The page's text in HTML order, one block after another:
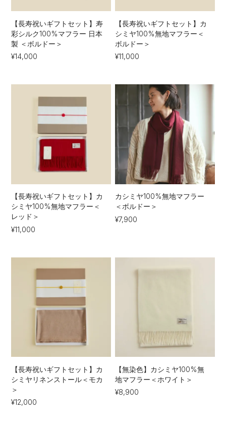
【長寿祝いギフトセット】寿
彩シルク100%マフラー 日本
製 ＜ボルドー＞
¥14,000
【長寿祝いギフトセット】カ
シミヤ100%無地マフラー＜
ボルドー＞
¥11,000
【長寿祝いギフトセット】カ
シミヤ100%無地マフラー＜
レッド＞
¥11,000
カシミヤ100%無地マフラー
＜ボルドー＞
¥7,900
【長寿祝いギフトセット】カ
シミヤリネンストール＜モカ
＞
¥12,000
【無染色】カシミヤ100%無
地マフラー＜ホワイト＞
¥8,900